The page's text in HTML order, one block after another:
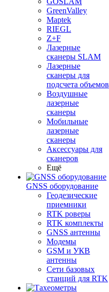
GreenValley
Maptek
RIEGL
Z+F
Лазерные
сканеры SLAM
Лазерные
сканеры для
подсчета объемов
Воздушные
лазерные
сканеры
Мобильные
лазерные
сканеры
Аксессуары для
сканеров
Ещё
GNSS оборудование
Геодезические
приемники
RTK роверы
RTK комплекты
GNSS антенны
Модемы
GSM и УКВ
антенны
Сети базовых
станций для RTK